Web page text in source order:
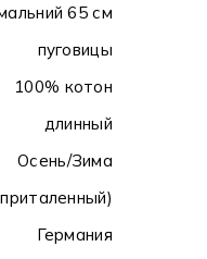
65 см
пуговицы
100% котон
длинный
Осень/Зима
Германия